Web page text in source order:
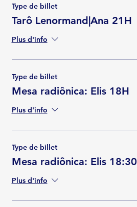
Type de billet
Tarô Lenormand|Ana 21H
Plus d'info
Type de billet
Mesa radiônica: Elis 18H
Plus d'info
Type de billet
Mesa radiônica: Elis 18:30
Plus d'info